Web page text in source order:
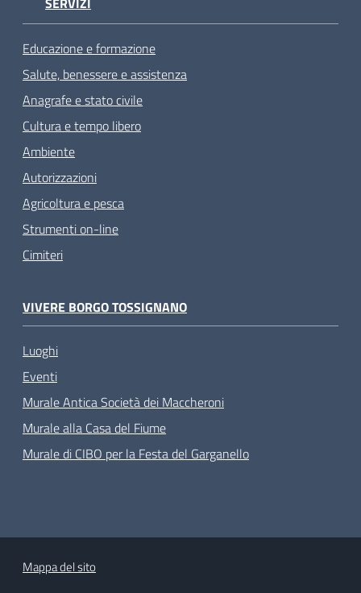
Educazione e formazione
Salute, benessere e assistenza
Anagrafe e stato civile
Cultura e tempo libero
Ambiente
Autorizzazioni
Agricoltura e pesca
Strumenti on-line
Cimiteri
VIVERE BORGO TOSSIGNANO
Luoghi
Eventi
Murale Antica Società dei Maccheroni
Murale alla Casa del Fiume
Murale di CIBO per la Festa del Garganello
Mappa del sito